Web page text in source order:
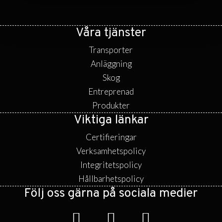
Våra tjänster
Transporter
Anläggning
Skog
Entreprenad
Produkter
Viktiga länkar
Certifieringar
Verksamhetspolicy
Integritetspolicy
Hållbarhetspolicy
Följ oss gärna på sociala medier